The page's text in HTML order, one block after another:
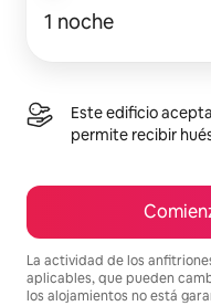
1 noche
Este edificio acepta
permite recibir
La actividad de los
aplicables, que pueden
los alojamientos no está